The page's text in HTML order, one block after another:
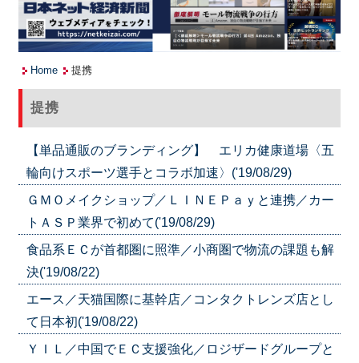
Home 提携
提携
【単品通販のブランディング】 エリカ健康道場〈五
輪向けスポーツ選手とコラボ加速〉('19/08/29)
ＧＭＯメイクショップ／ＬＩＮＥＰａｙと連携／カー
トＡＳＰ業界で初めて('19/08/29)
食品系ＥＣが首都圏に照準／小商圏で物流の課題も解
決('19/08/22)
エース／天猫国際に基幹店／コンタクトレンズ店とし
て日本初('19/08/22)
ＹＩＬ／中国でＥＣ支援強化／ロジザードグループと